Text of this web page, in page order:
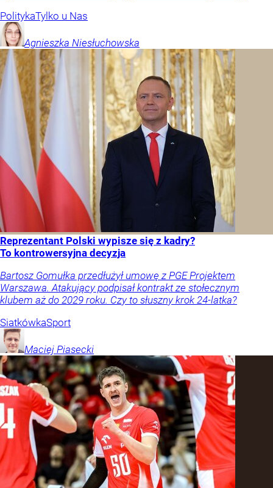
PolitykaTylko u Nas
Agnieszka Niesłuchowska
Reprezentant Polski wypisze się z kadry?
To kontrowersyjna decyzja
Bartosz Gomułka przedłużył umowę z PGE Projektem
Warszawa. Atakujący podpisał kontrakt ze stołecznym
klubem aż do 2029 roku. Czy to słuszny krok 24-latka?
SiatkówkaSport
Maciej Piasecki